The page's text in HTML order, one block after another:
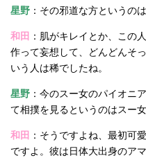
星野 ：その邪道な方というの
和田 ：肌がキレイとか、この
作って妄想して、どんどんそ
いう人は稀でしたね。
星野 ：今のスー女のパイオニ
て相撲を見るというのはスー
和田 ：そうですよね、最初可
ですよ。彼は日体大出身のア